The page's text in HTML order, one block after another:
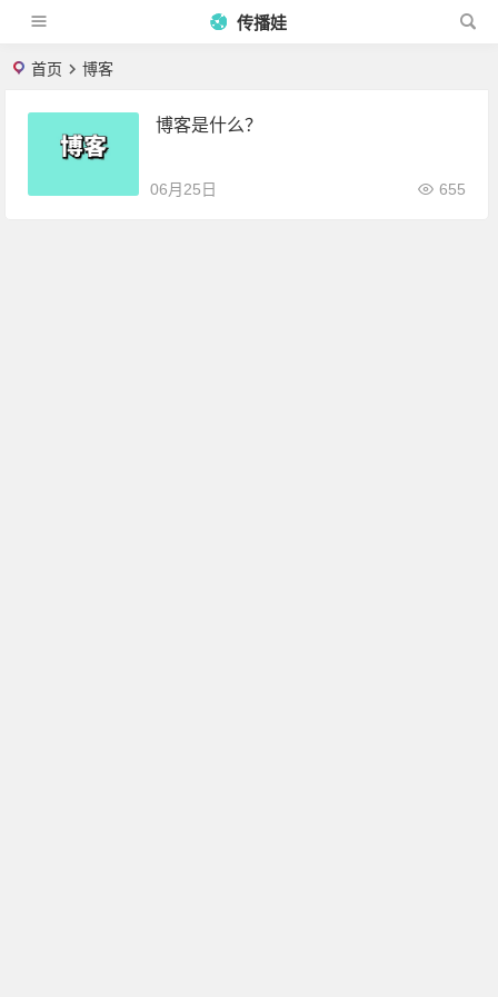
传播娃
首页 博客
博客是什么？
06月25日 655